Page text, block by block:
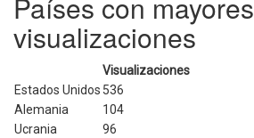
visualizaciones
Visualizaciones
Estados Unidos 536
Alemania
104
Ucrania
96